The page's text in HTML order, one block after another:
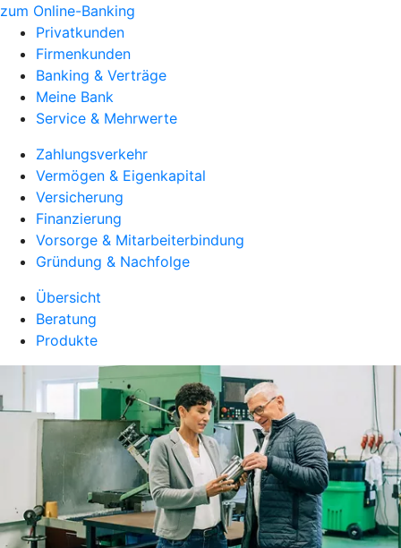
zum Online-Banking
Privatkunden
Firmenkunden
Banking & Verträge
Meine Bank
Service & Mehrwerte
Zahlungsverkehr
Vermögen & Eigenkapital
Versicherung
Finanzierung
Vorsorge & Mitarbeiterbindung
Gründung & Nachfolge
Übersicht
Beratung
Produkte